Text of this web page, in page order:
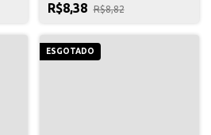
R$8,38 R$8,82
ESGOTADO